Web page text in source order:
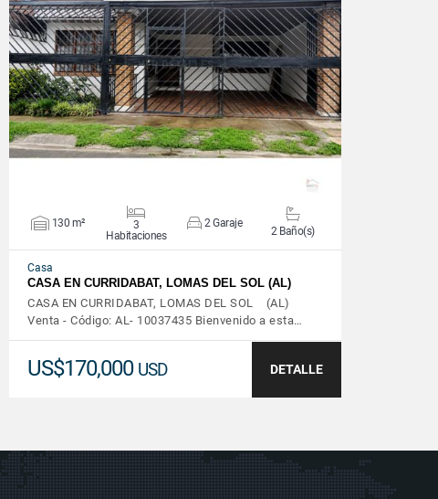
VER DETALLES
130 m²
3
Habitaciones
2 Garaje
2 Baño(s)
Casa
CASA EN CURRIDABAT, LOMAS DEL SOL (AL)
CASA EN CURRIDABAT, LOMAS DEL SOL (AL)
Venta - Código: AL- 10037435 Bienvenido a esta…
US$170,000 USD DETALLE